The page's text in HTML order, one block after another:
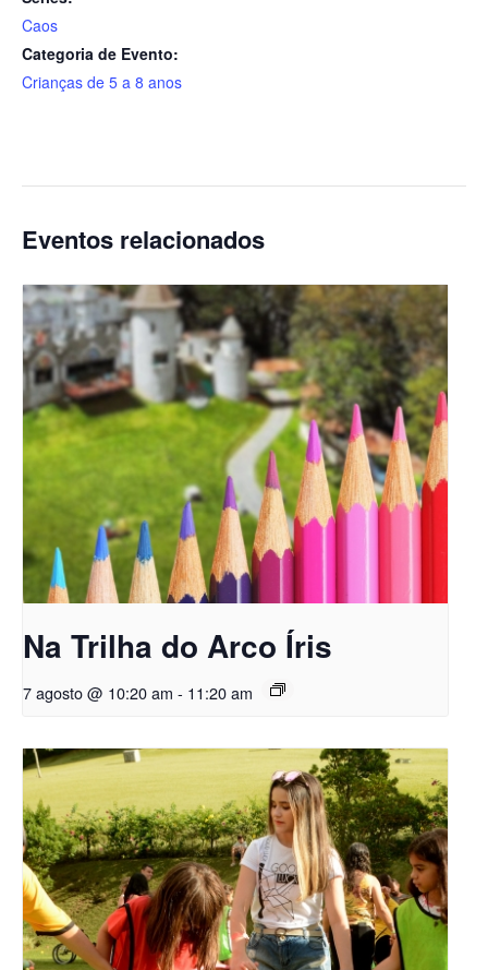
Caos
Categoria de Evento:
Crianças de 5 a 8 anos
Eventos relacionados
Na Trilha do Arco Íris
7 agosto @ 10:20 am - 11:20 am